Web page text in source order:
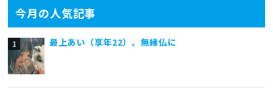
今月の人気記事
最上あい（享年22）、無縁仏に